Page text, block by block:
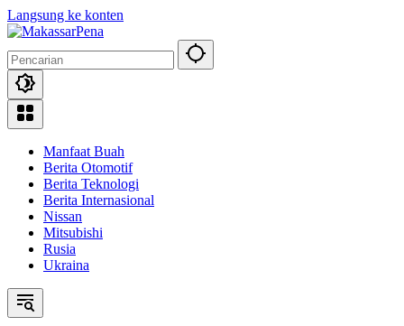
Langsung ke konten
Manfaat Buah
Berita Otomotif
Berita Teknologi
Berita Internasional
Nissan
Mitsubishi
Rusia
Ukraina